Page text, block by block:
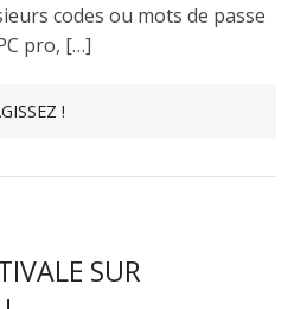
codes ou mots de passe
pro, […]
!
SUR